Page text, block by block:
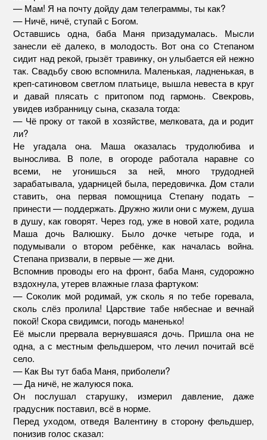
— Мам! Я на почту дойду дам телеграммы, ты как?
— Ничё, ничё, ступай с Богом.
Оставшись одна, баба Маня призадумалась. Мысли
занесли её далеко, в молодость. Вот она со Степаном
сидит над рекой, грызёт травинку, он улыбается ей нежно
так. Свадьбу свою вспомнила. Маленькая, ладненькая, в
креп-сатиновом светлом платьице, вышла невеста в круг
и давай плясать с притопом под гармонь. Свекровь,
увидев избранницу сына, сказала тогда:
— Чё проку от такой в хозяйстве, мелковата, да и родит
ли?
Не угадала она. Маша оказалась трудолюбива и
вынослива. В поле, в огороде работала наравне со
всеми, не угонишься за ней, много трудодней
зарабатывала, ударницей была, передовичка. Дом стали
ставить, она первая помощница Степану подать –
принести — поддержать. Дружно жили они с мужем, душа
в душу, как говорят. Через год, уже в новой хате, родила
Маша дочь Валюшку. Было дочке четыре года, и
подумывали о втором ребёнке, как началась война.
Степана призвали, в первые — же дни.
Вспомнив проводы его на фронт, баба Маня, судорожно
вздохнула, утерев влажные глаза фартуком:
— Соколик мой родимай, уж сколь я по тебе горевала,
сколь слёз пролила! Царствие табе нябеснае и вечнай
покой! Скора свидимси, погодь маненько!
Её мысли прервала вернувшаяся дочь. Пришла она не
одна, а с местным фельдшером, что лечил почитай всё
село.
— Как Вы тут баба Маня, приболели?
— Да ничё, не жалуюся пока.
Он послушал старушку, измерил давление, даже
градусник поставил, всё в норме.
Перед уходом, отведя Валентину в сторону фельдшер,
понизив голос сказал: